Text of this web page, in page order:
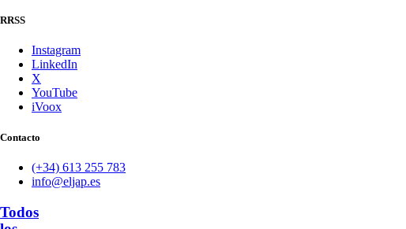
RRSS
Instagram
LinkedIn
X
YouTube
iVoox
Contacto
(+34) 613 255 783
info@eljap.es
Todos